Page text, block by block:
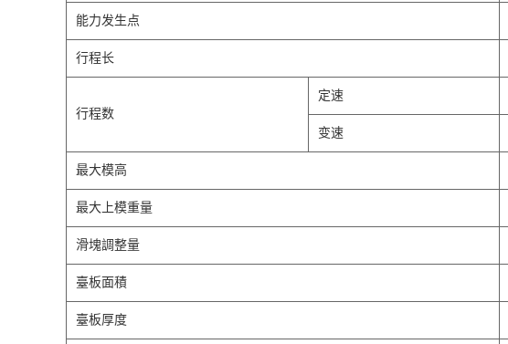
能力发生点
行程长
行程数
定速
变速
最大模高
最大上模重量
滑塊調整量
臺板面積
臺板厚度